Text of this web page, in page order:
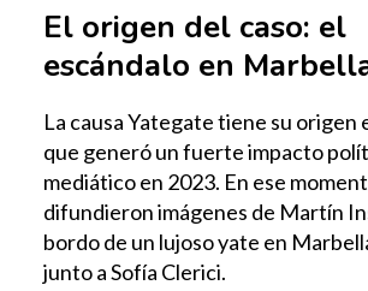
El origen del caso: el
escándalo en
La causa Yategate tiene su origen
que generó un fuerte impacto
mediático en 2023. En ese
difundieron imágenes de Martín
bordo de un lujoso yate en
junto a Sofía Clerici.